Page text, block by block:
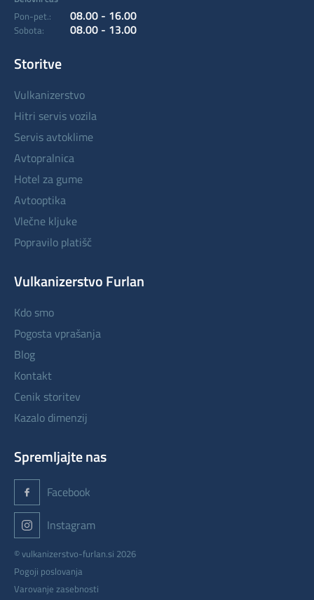
Pon-pet.:
08.00 - 16.00
Sobota: 08.00 - 13.00
Storitve
vulkanizerstvo
hitri servis vozila
servis avtoklime
avtopralnica
hotel za gume
avtooptika
vlečne kljuke
popravilo platišč
Vulkanizerstvo Furlan
kdo smo
pogosta vprašanja
blog
kontakt
cenik storitev
kazalo dimenzij
Spremljajte nas
Facebook
Instagram
© vulkanizerstvo-furlan.si 2026
Pogoji poslovanja
Varovanje zasebnosti